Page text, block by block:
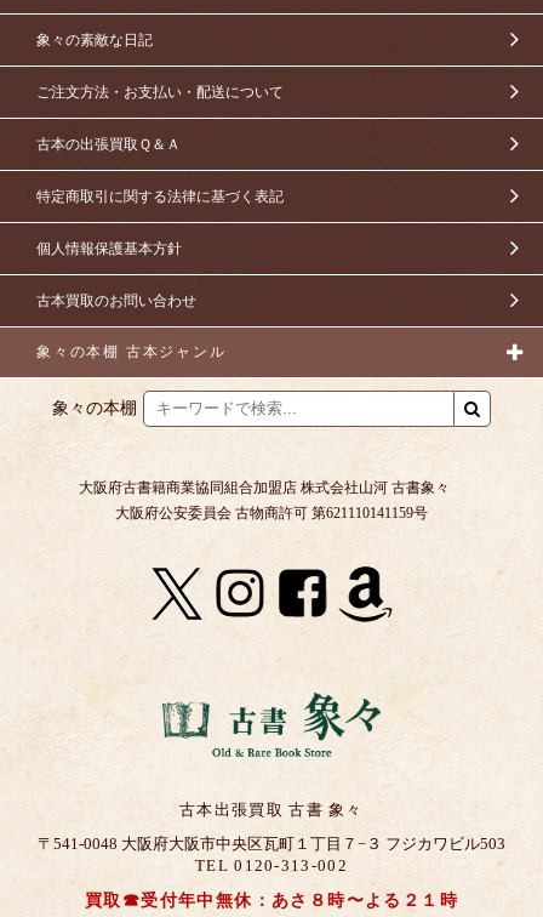
象々の素敵な日記
ご注文方法・お支払い・配送について
古本の出張買取Ｑ＆Ａ
特定商取引に関する法律に基づく表記
個人情報保護基本方針
古本買取のお問い合わせ
象々の本棚 古本ジャンル
象々の本棚
大阪府古書籍商業協同組合加盟店 株式会社山河 古書象々
大阪府公安委員会 古物商許可 第621110141159号
古本出張買取 古書 象々
〒541-0048 大阪府大阪市中央区瓦町１丁目７−３ フジカワビル503
TEL 0120-313-002
買取☎受付年中無休：あさ８時〜よる２１時